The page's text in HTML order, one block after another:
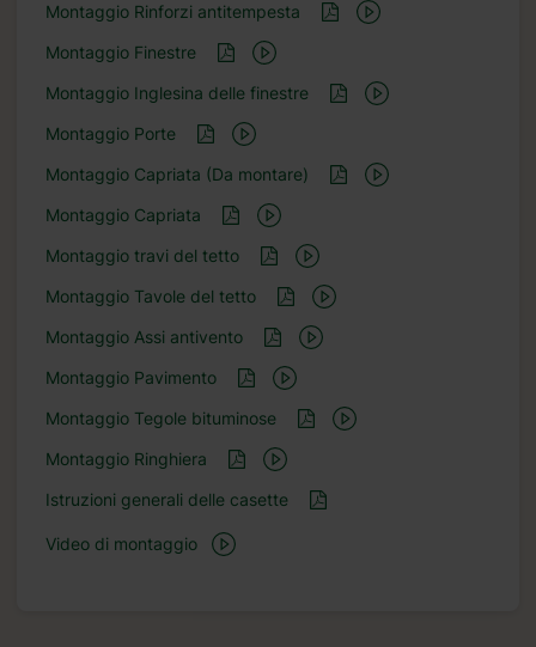
Montaggio Rinforzi antitempesta
Montaggio Finestre
Montaggio Inglesina delle finestre
Montaggio Porte
Montaggio Capriata (Da montare)
Montaggio Capriata
Montaggio travi del tetto
Montaggio Tavole del tetto
Montaggio Assi antivento
Montaggio Pavimento
Montaggio Tegole bituminose
Montaggio Ringhiera
Istruzioni generali delle casette
Video di montaggio